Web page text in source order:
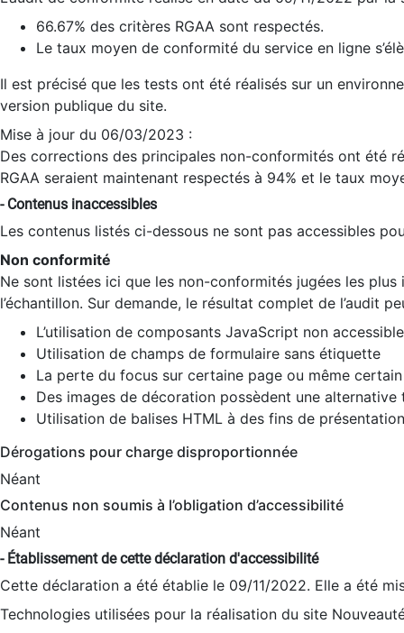
66.67% des critères RGAA sont respectés.
Le taux moyen de conformité du service en ligne
Il est précisé que les tests ont été réalisés sur un
version publique du site.
Mise à jour du 06/03/2023 :
Des corrections des principales non-conformités ont été
RGAA seraient maintenant respectés à 94% et le taux
- Contenus inaccessibles
Les contenus listés ci-dessous ne sont pas accessibles
Non conformité
Ne sont listées ici que les non-conformités jugées les
l’échantillon. Sur demande, le résultat complet de l’audit
L’utilisation de composants JavaScript non
Utilisation de champs de formulaire sans étiquette
La perte du focus sur certaine page ou même
Des images de décoration possèdent une alternative
Utilisation de balises HTML à des fins de
Dérogations pour charge disproportionnée
Néant
Contenus non soumis à l’obligation d’accessibilité
Néant
- Établissement de cette déclaration d'accessibilité
Cette déclaration a été établie le 09/11/2022. Elle a été
Technologies utilisées pour la réalisation du site